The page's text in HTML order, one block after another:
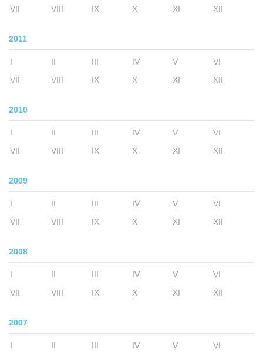
VII
VIII IX X XI XII
2011
I II III IV V
VI
VII
VIII IX X XI XII
2010
I II III IV V
VI
VII
VIII IX X XI XII
2009
I II III IV V
VI
VII
VIII IX X XI XII
2008
I II III IV V
VI
VII
VIII IX X XI XII
2007
I II III IV V
VI